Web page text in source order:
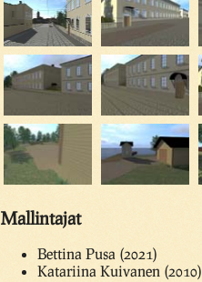
Mallintajat
Bettina Pusa (2021)
Katariina Kuivanen (2010)